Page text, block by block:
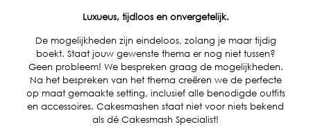
Luxueus, tijdloos en onvergetelijk.
De mogelijkheden zijn eindeloos, zolang je maar tijdig
boekt. Staat jouw gewenste thema er nog niet tussen?
Geen probleem! We bespreken graag de mogelijkheden.
Na het bespreken van het thema creëren we de perfecte
op maat gemaakte setting, inclusief alle benodigde outfits
en accessoires. Cakesmashen staat niet voor niets bekend
als dé Cakesmash Specialist!